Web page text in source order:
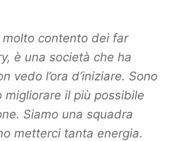
molto contento dei far
è una società che ha
vedo l’ora d’iniziare. Sono
il più possibile
Siamo una squadra
metterci tanta energia.